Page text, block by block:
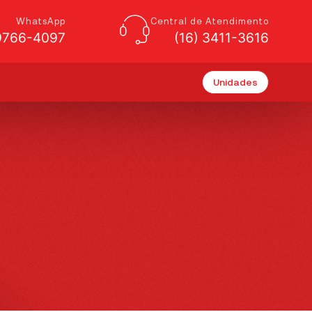
WhatsApp
4097
Central de Atendimento
(16) 3411-3616
Unidades